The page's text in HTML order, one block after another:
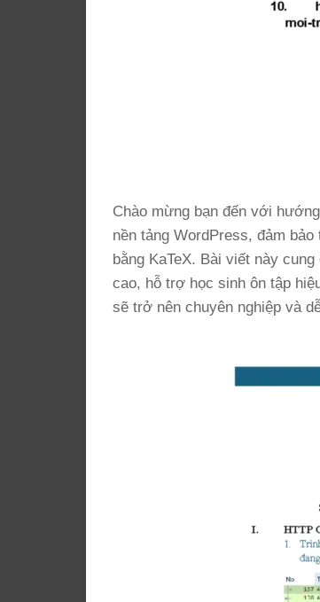
Chào mừng bạn đến với
nền tảng WordPress, đảm
bằng KaTeX. Bài viết này
cao, hỗ trợ học sinh ôn tập
sẽ trở nên chuyên nghiệp và